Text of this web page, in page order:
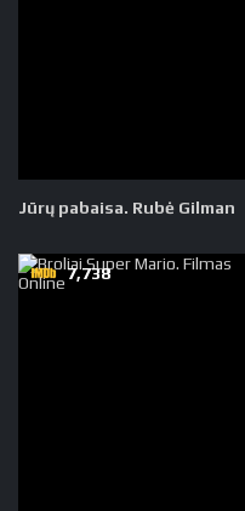
Jūrų pabaisa. Rubė Gilman
7,738